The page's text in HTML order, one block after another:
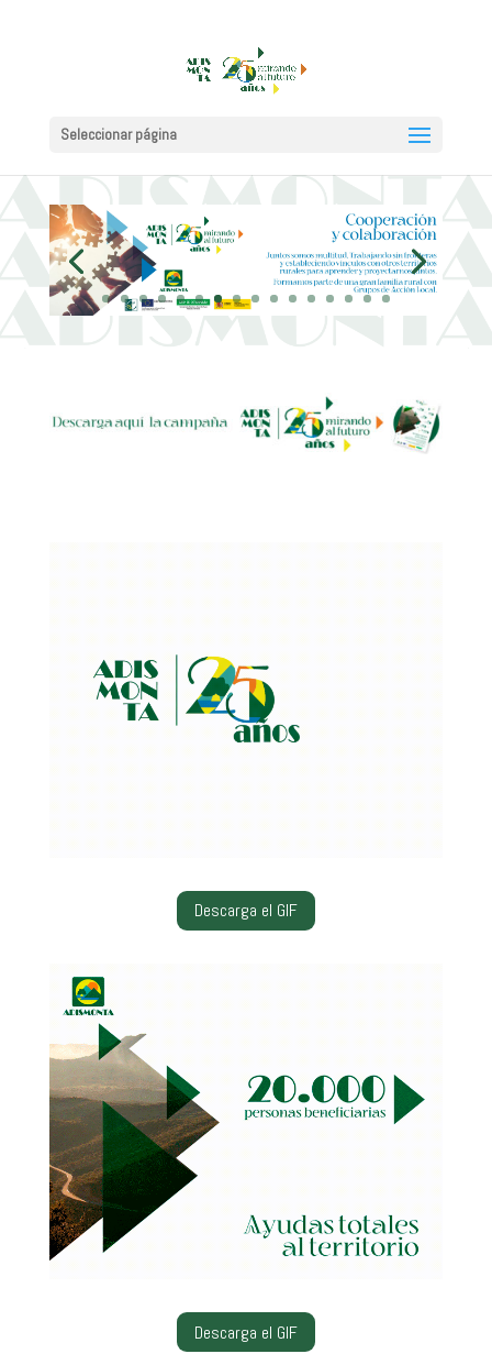
Seleccionar página
Descarga el GIF
Descarga el GIF